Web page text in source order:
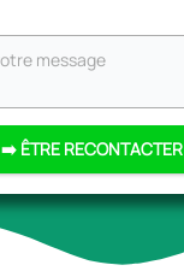
➡️ ÊTRE RECONTACTER